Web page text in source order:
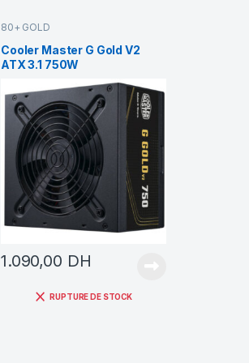
80+ GOLD
Cooler Master G Gold V2
ATX 3.1 750W
1.090,00 DH
RUPTURE DE STOCK